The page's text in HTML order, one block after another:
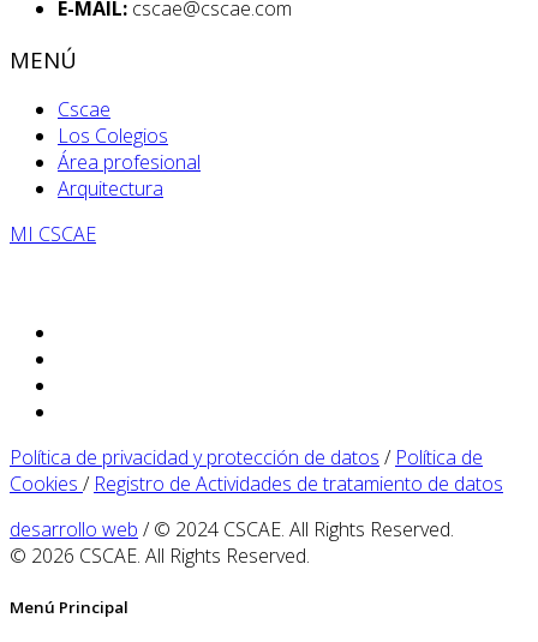
E-MAIL: cscae@cscae.com
MENÚ
Cscae
Los Colegios
Área profesional
Arquitectura
MI CSCAE
Política de privacidad y protección de datos / Política de
Cookies / Registro de Actividades de tratamiento de datos
desarrollo web / © 2024 CSCAE. All Rights Reserved.
© 2026 CSCAE. All Rights Reserved.
Menú Principal